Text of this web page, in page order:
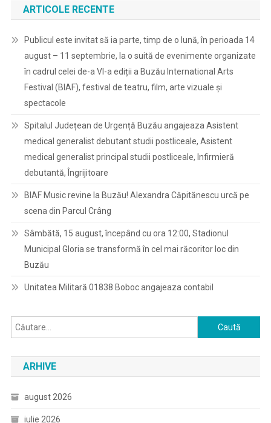
ARTICOLE RECENTE
Publicul este invitat să ia parte, timp de o lună, în perioada 14
august – 11 septembrie, la o suită de evenimente organizate
în cadrul celei de-a VI-a ediții a Buzău International Arts
Festival (BIAF), festival de teatru, film, arte vizuale și
spectacole
Spitalul Județean de Urgență Buzău angajeaza Asistent
medical generalist debutant studii postliceale, Asistent
medical generalist principal studii postliceale, Infirmieră
debutantă, Îngrijitoare
BIAF Music revine la Buzău! Alexandra Căpitănescu urcă pe
scena din Parcul Crâng
Sâmbătă, 15 august, începând cu ora 12:00, Stadionul
Municipal Gloria se transformă în cel mai răcoritor loc din
Buzău
Unitatea Militară 01838 Boboc angajeaza contabil
Caută
după:
ARHIVE
august 2026
iulie 2026